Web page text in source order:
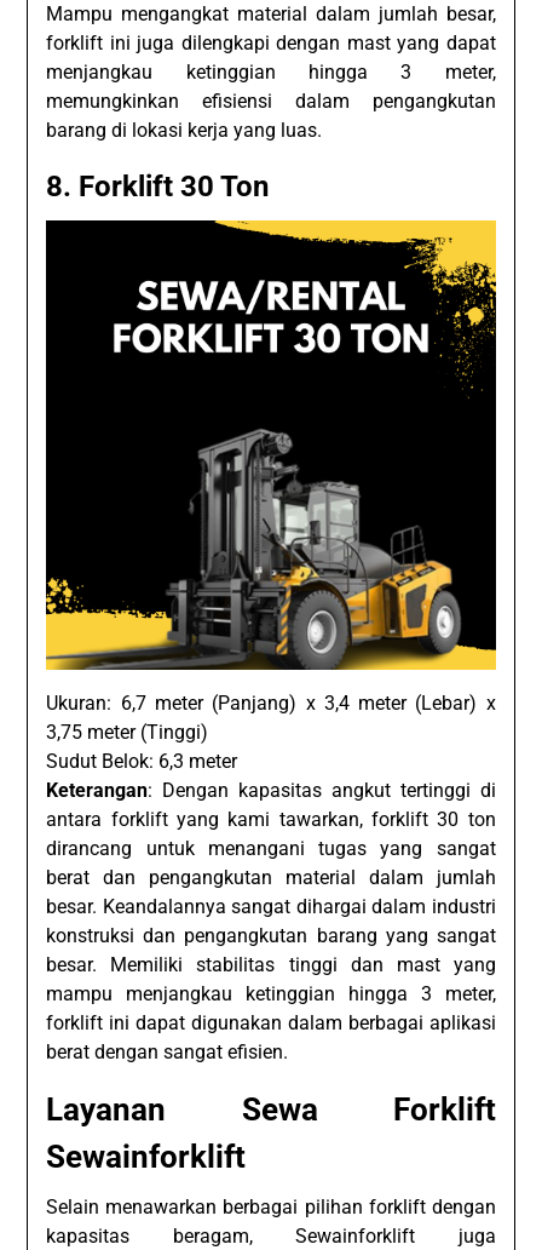
Mampu mengangkat material dalam jumlah besar,
forklift ini juga dilengkapi dengan mast yang dapat
menjangkau ketinggian hingga 3 meter,
memungkinkan efisiensi dalam pengangkutan
barang di lokasi kerja yang luas.
8. Forklift 30 Ton
Ukuran: 6,7 meter (Panjang) x 3,4 meter (Lebar) x
3,75 meter (Tinggi)
Sudut Belok: 6,3 meter
Keterangan: Dengan kapasitas angkut tertinggi di
antara forklift yang kami tawarkan, forklift 30 ton
dirancang untuk menangani tugas yang sangat
berat dan pengangkutan material dalam jumlah
besar. Keandalannya sangat dihargai dalam industri
konstruksi dan pengangkutan barang yang sangat
besar. Memiliki stabilitas tinggi dan mast yang
mampu menjangkau ketinggian hingga 3 meter,
forklift ini dapat digunakan dalam berbagai aplikasi
berat dengan sangat efisien.
Layanan Sewa Forklift
Sewainforklift
Selain menawarkan berbagai pilihan forklift dengan
kapasitas beragam, Sewainforklift juga